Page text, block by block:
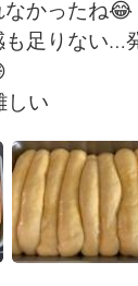
简体中文
한국어
ไทย
なかったね😂
足りない…
しい